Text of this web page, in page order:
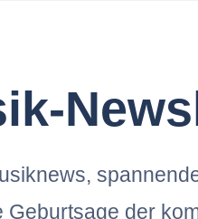
Geburtsage der